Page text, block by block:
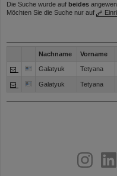
Die Suche wurde auf beides
Möchten Sie die Suche nur auf
Nachname Vorname
Galatyuk Tetyana
Galatyuk Tetyana
youtubehelmholtz.social